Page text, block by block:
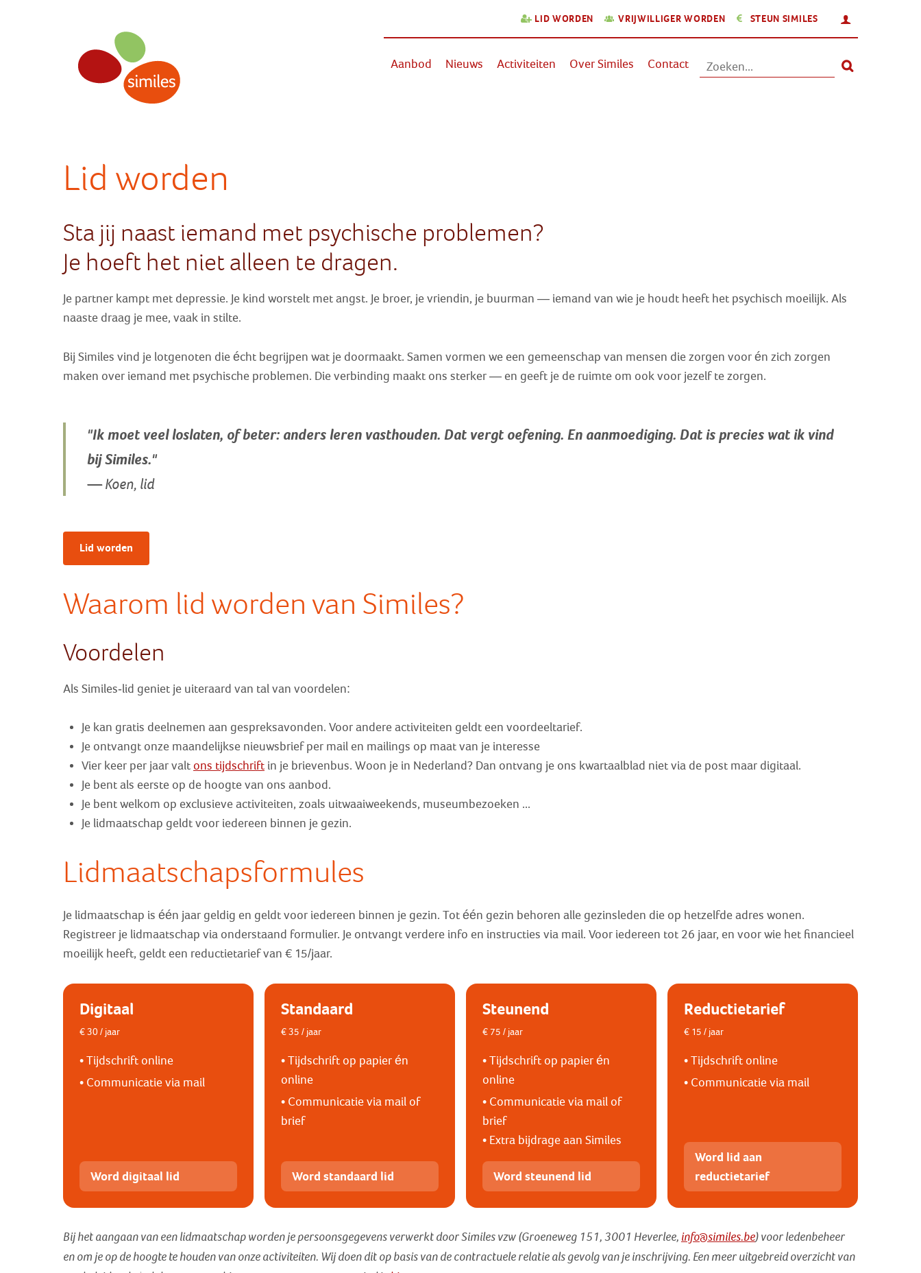
hoofdinhoud
LID WORDEN VRIJWILLIGER WORDEN STEUN SIMILES
Aanbod Nieuws Activiteiten Over Similes Contact
Lid worden
Sta jij naast iemand met psychische problemen?
Je hoeft het niet alleen te dragen.
Je partner kampt met depressie. Je kind worstelt met angst. Je broer, je vriendin, je buurman — iemand van wie je houdt heeft het psychisch moeilijk. Als
naaste draag je mee, vaak in stilte.
Bij Similes vind je lotgenoten die écht begrijpen wat je doormaakt. Samen vormen we een gemeenschap van mensen die zorgen voor én zich zorgen
maken over iemand met psychische problemen. Die verbinding maakt ons sterker — en geeft je de ruimte om ook voor jezelf te zorgen.
"Ik moet veel loslaten, of beter: anders leren vasthouden. Dat vergt oefening. En aanmoediging. Dat is precies wat ik vind
bij Similes."
— Koen, lid
Lid worden
Waarom lid worden van Similes?
Voordelen
Als Similes-lid geniet je uiteraard van tal van voordelen:
Je kan gratis deelnemen aan gespreksavonden. Voor andere activiteiten geldt een voordeeltarief.
Je ontvangt onze maandelijkse nieuwsbrief per mail en mailings op maat van je interesse
Vier keer per jaar valt ons tijdschrift in je brievenbus. Woon je in Nederland? Dan ontvang je ons kwartaalblad niet via de post maar digitaal.
Je bent als eerste op de hoogte van ons aanbod.
Je bent welkom op exclusieve activiteiten, zoals uitwaaiweekends, museumbezoeken ...
Je lidmaatschap geldt voor iedereen binnen je gezin.
Lidmaatschapsformules
Je lidmaatschap is één jaar geldig en geldt voor iedereen binnen je gezin. Tot één gezin behoren alle gezinsleden die op hetzelfde adres wonen.
Registreer je lidmaatschap via onderstaand formulier. Je ontvangt verdere info en instructies via mail. Voor iedereen tot 26 jaar, en voor wie het financieel
moeilijk heeft, geldt een reductietarief van € 15/jaar.
Digitaal
€ 30 / jaar
• Tijdschrift online
• Communicatie via mail
Word digitaal lid
Standaard
€ 35 / jaar
• Tijdschrift op papier én
online
• Communicatie via mail of
brief
Word standaard lid
Steunend
€ 75 / jaar
• Tijdschrift op papier én
online
• Communicatie via mail of
brief
• Extra bijdrage aan Similes
Word steunend lid
Reductietarief
€ 15 / jaar
• Tijdschrift online
• Communicatie via mail
Word lid aan
reductietarief
Bij het aangaan van een lidmaatschap worden je persoonsgegevens verwerkt door Similes vzw (Groeneweg 151, 3001 Heverlee, info@similes.be) voor ledenbeheer
en om je op de hoogte te houden van onze activiteiten. Wij doen dit op basis van de contractuele relatie als gevolg van je inschrijving. Een meer uitgebreid overzicht van
Inloggen